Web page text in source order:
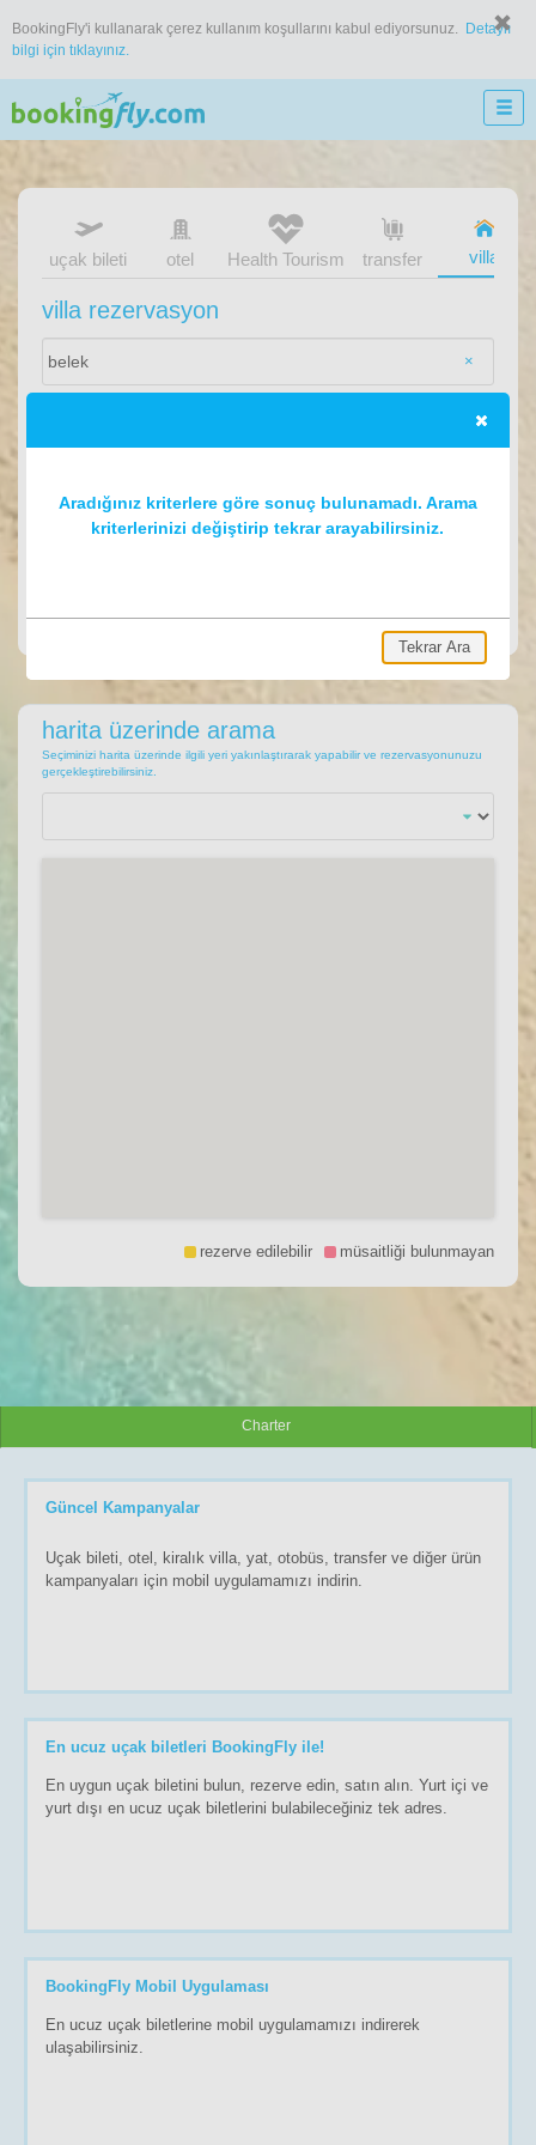
BookingFly'i kullanarak çerez kullanım koşullarını kabul ediyorsunuz.
Detaylı
bilgi için tıklayınız.
uçak bileti otel transfer villa
Health Tourism
villa rezervasyon
×
harita üzerinde arama
Seçiminizi harita üzerinde ilgili yeri yakınlaştırarak yapabilir ve rezervasyonunuzu
gerçekleştirebilirsiniz.
rezerve edilebilir müsaitliği bulunmayan
Charter
Güncel Kampanyalar
Uçak bileti, otel, kiralık villa, yat, otobüs, transfer ve diğer ürün
kampanyaları için mobil uygulamamızı indirin.
En ucuz uçak biletleri BookingFly ile!
En uygun uçak biletini bulun, rezerve edin, satın alın. Yurt içi ve
yurt dışı en ucuz uçak biletlerini bulabileceğiniz tek adres.
BookingFly Mobil Uygulaması
En ucuz uçak biletlerine mobil uygulamamızı indirerek
ulaşabilirsiniz.
Aradığınız kriterlere göre sonuç bulunamadı. Arama
kriterlerinizi değiştirip tekrar arayabilirsiniz.
Tekrar Ara